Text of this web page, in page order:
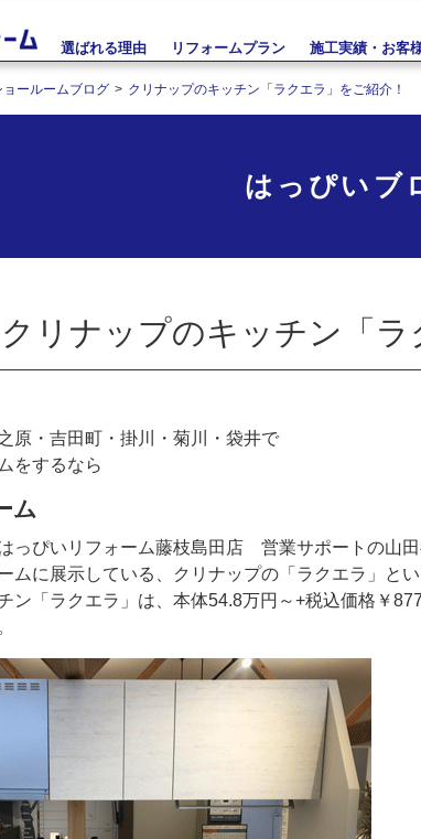
選ばれる理由 リフォームプラン 施工実績・お客
ョールームブログ クリナップのキッチン「ラクエラ」をご紹介！
はっぴいブ
クリナップのキッチン「ラ
原・吉田町・掛川・菊川・袋井で
をするなら
ム
っぴいリフォーム藤枝島田店 営業サポートの山田
ムに展示している、クリナップの「ラクエラ」と
ン「ラクエラ」は、本体54.8万円～+税込価格￥